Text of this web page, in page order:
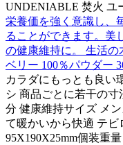
UNDENIABLE 焚火 ユ
栄養価を強く意識し、
ることができます。美
の健康維持に。 生活の
ベリー 100％パウダー
カラダにもっとも良い
シ 商品ごとに若干の
分 健康維持サイズ メ
て暖かいから快適 テビ
95X190X25mm個装重